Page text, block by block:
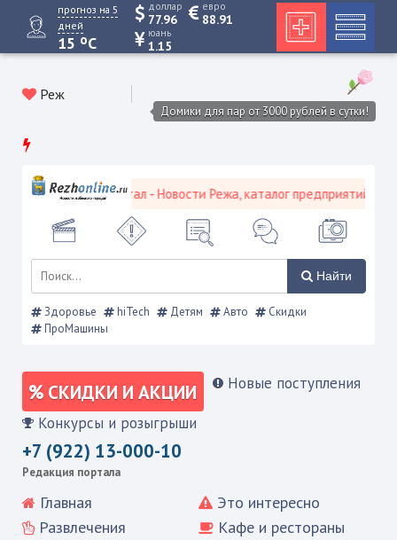
прогноз на 5
дней
15 oC
доллар
77.96
евро
88.91
юань
1.15
Реж
Домики для пар от 3000 рублей в сутки!
городской портал - Новости Режа, каталог предприятий,
Найти
Здоровье hiTech Детям Авто
Скидки
ПроМашины
СКИДКИ И АКЦИИ Новые поступления
Конкурсы и розыгрыши
+7 (922) 13-000-10
Редакция портала
Главная
Это интересно
Развлечения
Кафе и рестораны